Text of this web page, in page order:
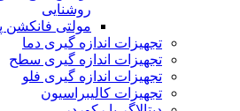
روشنایی
مولتی فانکشن
تجهیزات اندازه گیری دما
تجهیزات اندازه گیری سطح
تجهیزات اندازه گیری فلو
تجهیزات کالیبراسیون